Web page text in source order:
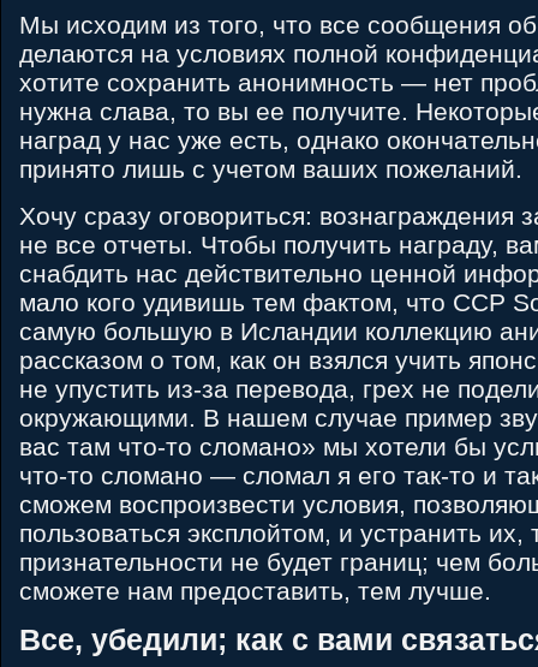
Мы исходим из того, что все сообщения
делаются на условиях полной
хотите сохранить анонимность ― нет
нужна слава, то вы ее получите.
наград у нас уже есть, однако
принято лишь с учетом ваших пожеланий.
Хочу сразу оговориться: вознаграждения
не все отчеты. Чтобы получить награду,
снабдить нас действительно ценной
мало кого удивишь тем фактом, что CCP
самую большую в Исландии коллекцию
рассказом о том, как он взялся учить
не упустить из-за перевода, грех не
окружающими. В нашем случае пример
вас там что-то сломано» мы хотели бы
что-то сломано — сломал я его так-то и
сможем воспроизвести условия,
пользоваться эксплойтом, и устранить
признательности не будет границ; чем
сможете нам предоставить, тем лучше.
Все, убедили; как с вами